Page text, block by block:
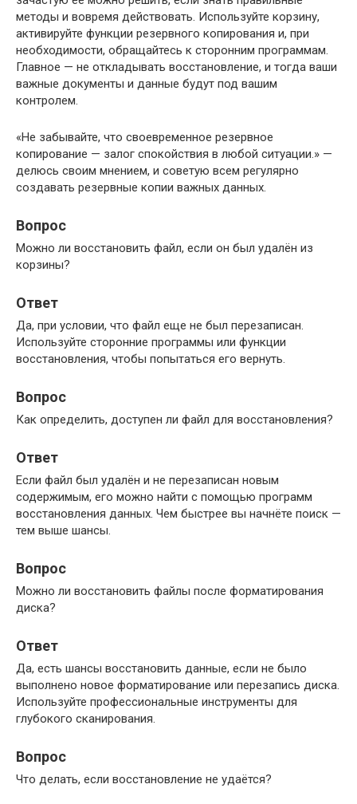
методы и вовремя действовать. Используйте корзину,
активируйте функции резервного копирования и, при
необходимости, обращайтесь к сторонним программам.
Главное — не откладывать восстановление, и тогда ваши
важные документы и данные будут под вашим
контролем.
«Не забывайте, что своевременное резервное
копирование — залог спокойствия в любой ситуации.» —
делюсь своим мнением, и советую всем регулярно
создавать резервные копии важных данных.
Вопрос
Можно ли восстановить файл, если он был удалён из
корзины?
Ответ
Да, при условии, что файл еще не был перезаписан.
Используйте сторонние программы или функции
восстановления, чтобы попытаться его вернуть.
Вопрос
Как определить, доступен ли файл для восстановления?
Ответ
Если файл был удалён и не перезаписан новым
содержимым, его можно найти с помощью программ
восстановления данных. Чем быстрее вы начнёте поиск —
тем выше шансы.
Вопрос
Можно ли восстановить файлы после форматирования
диска?
Ответ
Да, есть шансы восстановить данные, если не было
выполнено новое форматирование или перезапись диска.
Используйте профессиональные инструменты для
глубокого сканирования.
Вопрос
Что делать, если восстановление не удаётся?